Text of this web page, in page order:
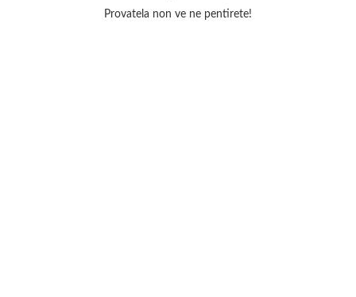
Provatela non ve ne pentirete!